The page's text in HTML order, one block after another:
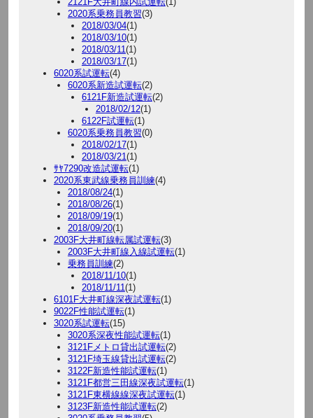
2020系乗務員教習(3)
2018/03/04(1)
2018/03/10(1)
2018/03/11(1)
2018/03/17(1)
6020系試運転(4)
6020系新造試運転(2)
6121F新造試運転(2)
2018/02/12(1)
6122F試運転(1)
6020系乗務員教習(0)
2018/02/17(1)
2018/03/21(1)
ｻﾔ7290改造試運転(1)
2020系東武線乗務員訓練(4)
2018/08/24(1)
2018/08/26(1)
2018/09/19(1)
2018/09/20(1)
2003F大井町線転属試運転(3)
2003F大井町線入線試運転(1)
乗務員訓練(2)
2018/11/10(1)
2018/11/11(1)
6101F大井町線深夜試運転(1)
9022F性能試運転(1)
3020系試運転(15)
3020系深夜性能試運転(1)
3121Fメトロ貸出試運転(2)
3121F埼玉線貸出試運転(2)
3122F新造性能試運転(1)
3121F都営三田線深夜試運転(1)
3121F東横線線深夜試運転(1)
3123F新造性能試運転(2)